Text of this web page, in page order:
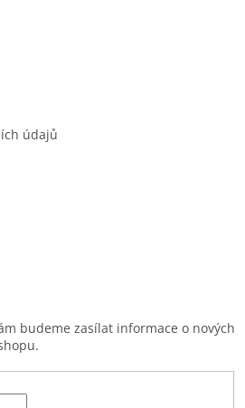
údajů
budeme zasílat informace o nových